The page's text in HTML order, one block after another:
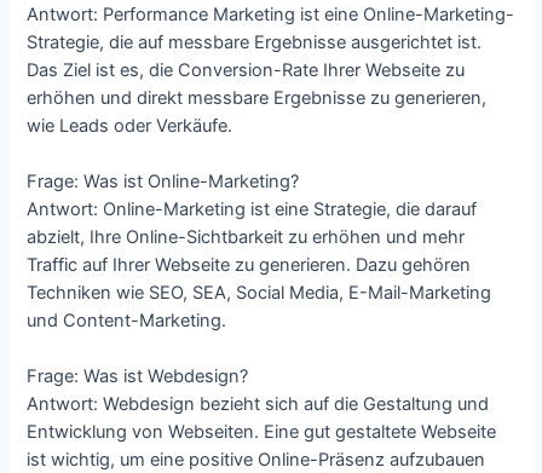
Antwort: Performance Marketing ist eine Online-Marketing-
Strategie, die auf messbare Ergebnisse ausgerichtet ist.
Das Ziel ist es, die Conversion-Rate Ihrer Webseite zu
erhöhen und direkt messbare Ergebnisse zu generieren,
wie Leads oder Verkäufe.
Frage: Was ist Online-Marketing?
Antwort: Online-Marketing ist eine Strategie, die darauf
abzielt, Ihre Online-Sichtbarkeit zu erhöhen und mehr
Traffic auf Ihrer Webseite zu generieren. Dazu gehören
Techniken wie SEO, SEA, Social Media, E-Mail-Marketing
und Content-Marketing.
Frage: Was ist Webdesign?
Antwort: Webdesign bezieht sich auf die Gestaltung und
Entwicklung von Webseiten. Eine gut gestaltete Webseite
ist wichtig, um eine positive Online-Präsenz aufzubauen